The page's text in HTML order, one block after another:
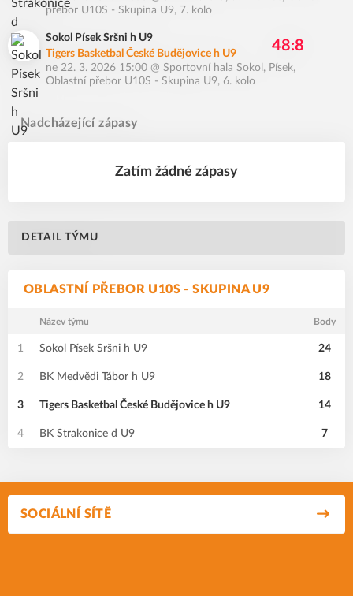
přebor U10S - Skupina U9, 7. kolo
Sokol Písek Sršni h U9
Tigers Basketbal České Budějovice h U9
48:8
ne 22. 3. 2026 15:00 @ Sportovní hala Sokol, Písek,
Oblastní přebor U10S - Skupina U9, 6. kolo
Nadcházející zápasy
Zatím žádné zápasy
DETAIL TÝMU
OBLASTNÍ PŘEBOR U10S - SKUPINA U9
Název týmu Body
1 Sokol Písek Sršni h U9 24
2 BK Medvědi Tábor h U9 18
3 Tigers Basketbal České Budějovice h U9 14
4 BK Strakonice d U9 7
SOCIÁLNÍ SÍTĚ